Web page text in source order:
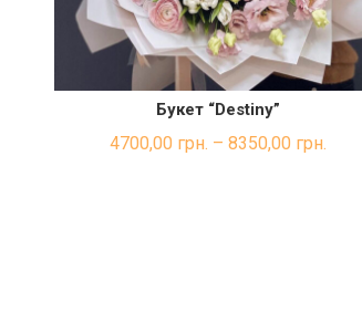
ШВИДКА ПОКУПКА
Букет “Destiny”
4700,00 грн. – 8350,00 грн.